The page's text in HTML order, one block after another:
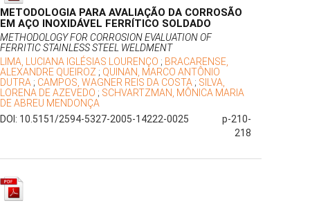
METODOLOGIA PARA AVALIAÇÃO DA CORROSÃO
EM AÇO INOXIDÁVEL FERRÍTICO SOLDADO
METHODOLOGY FOR CORROSION EVALUATION OF
FERRITIC STAINLESS STEEL WELDMENT
LIMA, LUCIANA IGLÉSIAS LOURENÇO ; BRACARENSE,
ALEXANDRE QUEIROZ ; QUINAN, MARCO ANTÔNIO
DUTRA ; CAMPOS, WAGNER REIS DA COSTA ; SILVA,
LORENA DE AZEVEDO ; SCHVARTZMAN, MÔNICA MARIA
DE ABREU MENDONÇA
DOI: 10.5151/2594-5327-2005-14222-0025
p-210-
218